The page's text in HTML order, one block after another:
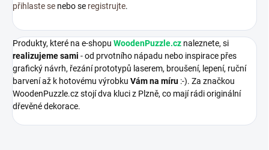
přihlaste se nebo se registrujte.
Produkty, které na e-shopu WoodenPuzzle.cz naleznete, si
realizujeme sami - od prvotního nápadu nebo inspirace přes
grafický návrh, řezání prototypů laserem, broušení, lepení, ruční
barvení až k hotovému výrobku Vám na míru :-). Za značkou
WoodenPuzzle.cz stojí dva kluci z Plzně, co mají rádi originální
dřevěné dekorace.